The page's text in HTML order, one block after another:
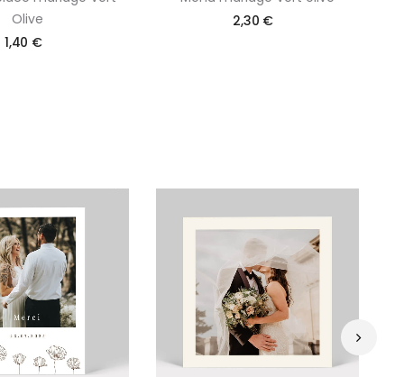
Olive
1,40 €
2,30 €